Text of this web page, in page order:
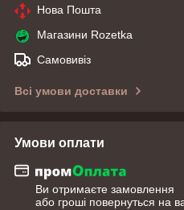
Нова Пошта
Магазини Rozetka
Самовивіз
Всі умови доставки
Умови оплати
Ви отримаєте замовлення
або гроші повернуться на